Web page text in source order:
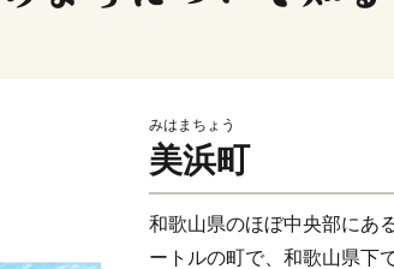
みはまちょう
美浜町
和歌山県のほぼ中央部にあ
ートルの町で、和歌山県下